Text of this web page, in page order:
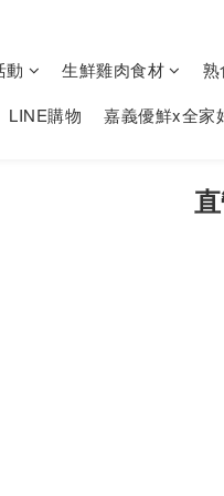
動 生鮮雞肉食材 熟
LINE購物
嘉義優鮮x全家